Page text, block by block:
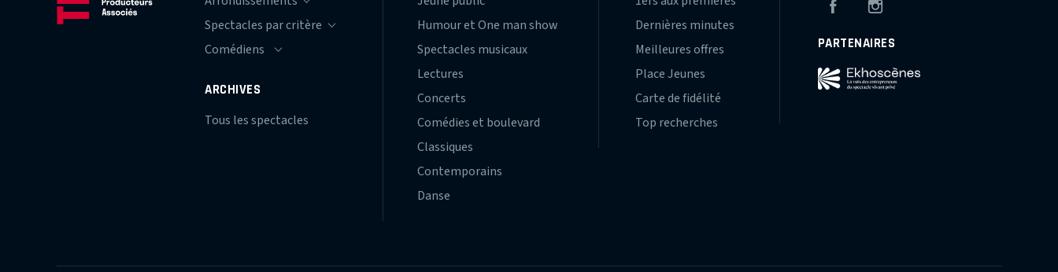
ARCHIVES
Tous les spectacles
Humour et One man show
Spectacles musicaux
Lectures
Concerts
Comédies et boulevard
Classiques
Contemporains
Danse
Dernières minutes
Meilleures offres
Place Jeunes
Carte de fidélité
Top recherches
Facebook
PARTENAIRES